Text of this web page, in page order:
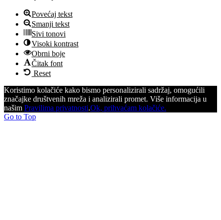
Povećaj tekst
Smanji tekst
Sivi tonovi
Visoki kontrast
Obrni boje
Čitak font
Reset
Koristimo kolačiće kako bismo personalizirali sadržaj, omogućili
značajke društvenih mreža i analizirali promet. Više informacija u
našim Pravilima privatnosti.Ok, prihvaćam kolačiće.
Go to Top